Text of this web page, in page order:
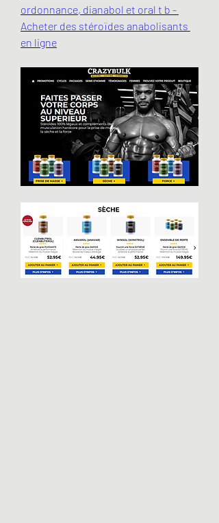
ordonnance, dianabol et oral t b -
Acheter des stéroïdes anabolisants
en ligne